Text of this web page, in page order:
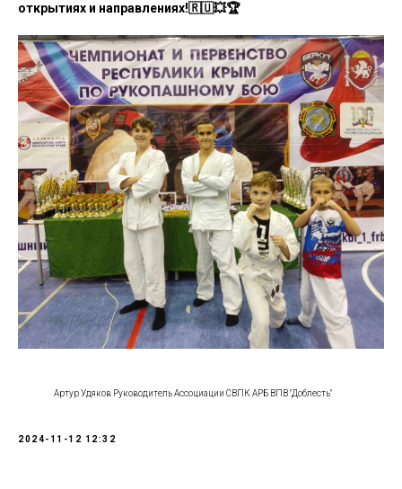
открытиях и направлениях!🇷🇺💥🏆
Артур Удяков Руководитель Ассоциации СВПК АРБ ВПВ "Доблесть"
2024-11-12 12:32